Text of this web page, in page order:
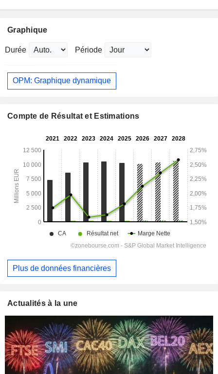
Graphique
Durée Période
OPM: Graphique dynamique
Compte de Résultat et Estimations
Plus de données financières
Actualités à la une